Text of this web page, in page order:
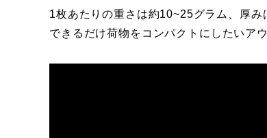
1枚あたりの重さは約10~25グラム、厚
できるだけ荷物をコンパクトにしたいア